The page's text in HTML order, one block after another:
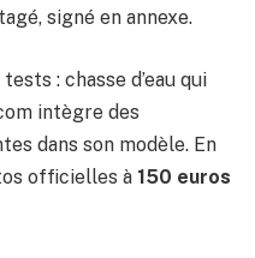
signé en annexe.
: chasse d’eau qui
intègre des
dans son modèle. En
officielles à 150 euros